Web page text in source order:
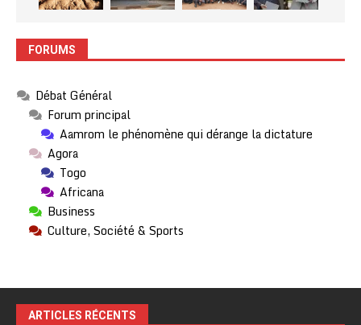
FORUMS
Débat Général
Forum principal
Aamrom le phénomène qui dérange la dictature
Agora
Togo
Africana
Business
Culture, Société & Sports
ARTICLES RÉCENTS